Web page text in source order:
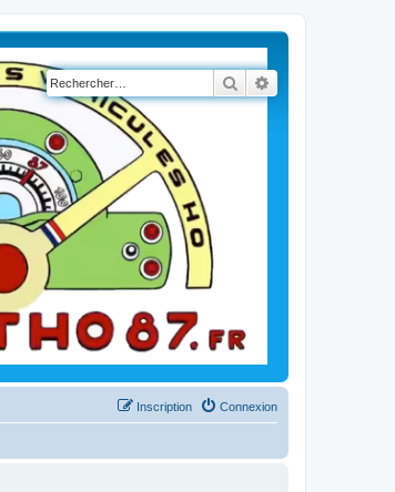
Rechercher
Connexion
Inscription